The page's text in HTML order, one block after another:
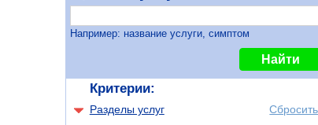
Например: название услуги, симптом
Найти
Критерии:
Разделы услуг
Сбросить